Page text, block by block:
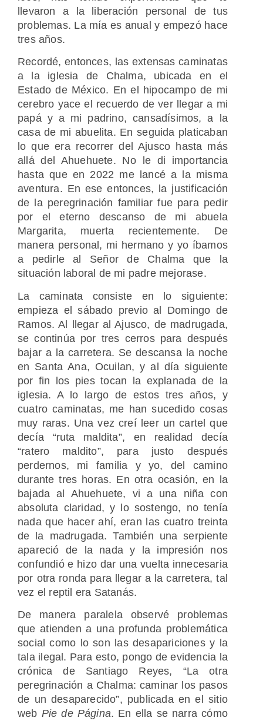
llevaron a la liberación personal de tus
problemas. La mía es anual y empezó hace
tres años.
Recordé, entonces, las extensas caminatas
a la iglesia de Chalma, ubicada en el
Estado de México. En el hipocampo de mi
cerebro yace el recuerdo de ver llegar a mi
papá y a mi padrino, cansadísimos, a la
casa de mi abuelita. En seguida platicaban
lo que era recorrer del Ajusco hasta más
allá del Ahuehuete. No le di importancia
hasta que en 2022 me lancé a la misma
aventura. En ese entonces, la justificación
de la peregrinación familiar fue para pedir
por el eterno descanso de mi abuela
Margarita, muerta recientemente. De
manera personal, mi hermano y yo íbamos
a pedirle al Señor de Chalma que la
situación laboral de mi padre mejorase.
La caminata consiste en lo siguiente:
empieza el sábado previo al Domingo de
Ramos. Al llegar al Ajusco, de madrugada,
se continúa por tres cerros para después
bajar a la carretera. Se descansa la noche
en Santa Ana, Ocuilan, y al día siguiente
por fin los pies tocan la explanada de la
iglesia. A lo largo de estos tres años, y
cuatro caminatas, me han sucedido cosas
muy raras. Una vez creí leer un cartel que
decía “ruta maldita”, en realidad decía
“ratero maldito”, para justo después
perdernos, mi familia y yo, del camino
durante tres horas. En otra ocasión, en la
bajada al Ahuehuete, vi a una niña con
absoluta claridad, y lo sostengo, no tenía
nada que hacer ahí, eran las cuatro treinta
de la madrugada. También una serpiente
apareció de la nada y la impresión nos
confundió e hizo dar una vuelta innecesaria
por otra ronda para llegar a la carretera, tal
vez el reptil era Satanás.
De manera paralela observé problemas
que atienden a una profunda problemática
social como lo son las desapariciones y la
tala ilegal. Para esto, pongo de evidencia la
crónica de Santiago Reyes, “La otra
peregrinación a Chalma: caminar los pasos
de un desaparecido”, publicada en el sitio
web Pie de Página. En ella se narra cómo